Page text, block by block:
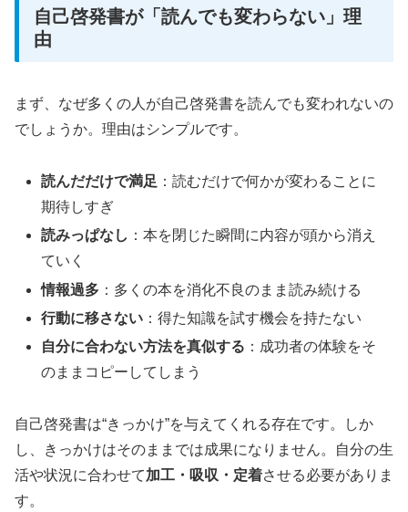
自己啓発書が「読んでも変わらない」理
由
まず、なぜ多くの人が自己啓発書を読んでも変われないの
でしょうか。理由はシンプルです。
読んだだけで満足 ：読むだけで何かが変わることに
期待しすぎ
読みっぱなし ：本を閉じた瞬間に内容が頭から消え
ていく
情報過多 ：多くの本を消化不良のまま読み続ける
行動に移さない ：得た知識を試す機会を持たない
自分に合わない方法を真似する ：成功者の体験をそ
のままコピーしてしまう
自己啓発書は“きっかけ”を与えてくれる存在です。しか
し、きっかけはそのままでは成果になりません。自分の生
活や状況に合わせて加工・吸収・定着させる必要がありま
す。